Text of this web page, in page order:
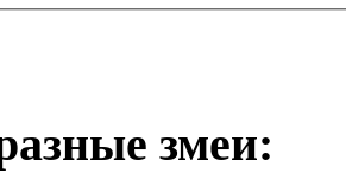
змеи: